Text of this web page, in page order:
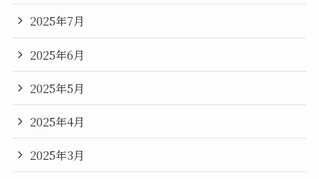
2025年7月
2025年6月
2025年5月
2025年4月
2025年3月